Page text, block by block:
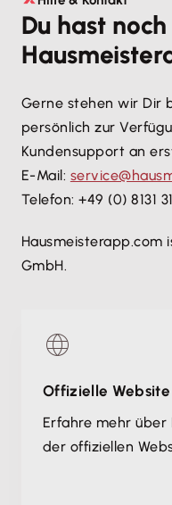
möchten gibt es bei
der Nutzung.
großgeschrieben. Du
telefonisch oder per
bekommst
Wartezeiten. Unter
unsere Kontaktdaten.
Du hast
Gerne stehen wir Dir
persönlich zur
Kundensupport an
E-Mail:
Telefon: +49 (0) 8131
Hausmeisterapp.com
GmbH.
Offizielle
Erfahre mehr über
der offiziellen